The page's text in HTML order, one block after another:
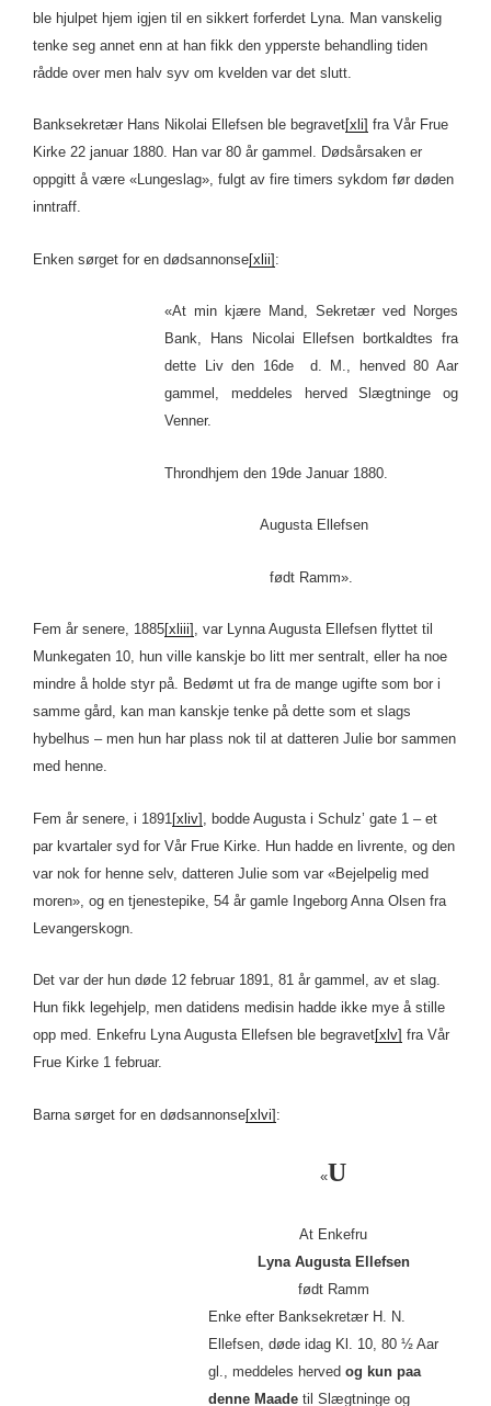
ble hjulpet hjem igjen til en sikkert forferdet Lyna. Man vanskelig
tenke seg annet enn at han fikk den ypperste behandling tiden
rådde over men halv syv om kvelden var det slutt.
Banksekretær Hans Nikolai Ellefsen ble begravet[xli] fra Vår Frue
Kirke 22 januar 1880. Han var 80 år gammel. Dødsårsaken er
oppgitt å være «Lungeslag», fulgt av fire timers sykdom før døden
inntraff.
Enken sørget for en dødsannonse[xlii]:
«At min kjære Mand, Sekretær ved Norges
Bank, Hans Nicolai Ellefsen bortkaldtes fra
dette Liv den 16de d. M., henved 80 Aar
gammel, meddeles herved Slægtninge og
Venner.
Throndhjem den 19de Januar 1880.
Augusta Ellefsen
født Ramm».
Fem år senere, 1885[xliii] , var Lynna Augusta Ellefsen flyttet til
Munkegaten 10, hun ville kanskje bo litt mer sentralt, eller ha noe
mindre å holde styr på. Bedømt ut fra de mange ugifte som bor i
samme gård, kan man kanskje tenke på dette som et slags
hybelhus – men hun har plass nok til at datteren Julie bor sammen
med henne.
Fem år senere, i 1891 [xliv] , bodde Augusta i Schulz’ gate 1 – et
par kvartaler syd for Vår Frue Kirke. Hun hadde en livrente, og den
var nok for henne selv, datteren Julie som var «Bejelpelig med
moren», og en tjenestepike, 54 år gamle Ingeborg Anna Olsen fra
Levangerskogn.
Det var der hun døde 12 februar 1891, 81 år gammel, av et slag.
Hun fikk legehjelp, men datidens medisin hadde ikke mye å stille
opp med. Enkefru Lyna Augusta Ellefsen ble begravet[xlv] fra Vår
Frue Kirke 1 februar.
Barna sørget for en dødsannonse[xlvi]:
«U
At Enkefru
Lyna Augusta Ellefsen
født Ramm
Enke efter Banksekretær H. N.
Ellefsen, døde idag Kl. 10, 80 ½ Aar
gl., meddeles herved og kun paa
denne Maade til Slægtninge og